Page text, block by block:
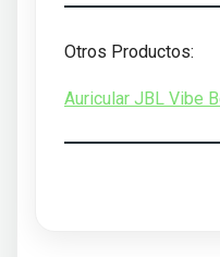
Otros Productos:
Auricular JBL Vibe